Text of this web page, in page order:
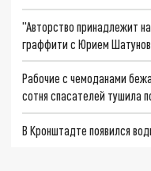
"Авторство принадлежит
граффити с Юрием
Рабочие с чемоданами
сотня спасателей тушила
В Кронштадте появился